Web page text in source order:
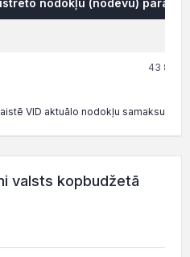
nodokļu (nodevu) parāds,
43
VID aktuālo nodokļu samaksu
valsts kopbudžetā